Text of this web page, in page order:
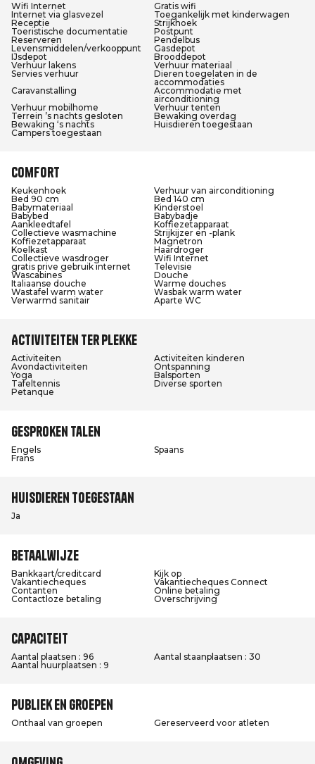
Wifi Internet
Gratis wifi
Internet via glasvezel
Toegankelijk met kinderwagen
Receptie
Strijkhoek
Toeristische documentatie
Postpunt
Reserveren
Pendelbus
Levensmiddelen/verkooppunt
Gasdepot
IJsdepot
Brooddepot
Verhuur lakens
Verhuur materiaal
Servies verhuur
Dieren toegelaten in de
accommodaties
Caravanstalling
Accommodatie met
airconditioning
Verhuur mobilhome
Verhuur tenten
Terrein ’s nachts gesloten
Bewaking overdag
Bewaking ‘s nachts
Huisdieren toegestaan
Campers toegestaan
Comfort
Keukenhoek
Verhuur van airconditioning
Bed 90 cm
Bed 140 cm
Babymateriaal
Kinderstoel
Babybed
Babybadje
Aankleedtafel
Koffiezetapparaat
Collectieve wasmachine
Strijkijzer en -plank
Koffiezetapparaat
Magnetron
Koelkast
Haardroger
Collectieve wasdroger
Wifi Internet
gratis prive gebruik internet
Televisie
Wascabines
Douche
Italiaanse douche
Warme douches
Wastafel warm water
Wasbak warm water
Verwarmd sanitair
Aparte WC
Activiteiten ter plekke
Activiteiten
Activiteiten kinderen
Avondactiviteiten
Ontspanning
Yoga
Balsporten
Tafeltennis
Diverse sporten
Petanque
Gesproken talen
Engels
Spaans
Frans
Huisdieren toegestaan
Ja
Betaalwijze
Bankkaart/creditcard
Kijk op
Vakantiecheques
Vakantiecheques Connect
Contanten
Online betaling
Contactloze betaling
Overschrijving
Capaciteit
Aantal plaatsen : 96
Aantal staanplaatsen : 30
Aantal huurplaatsen : 9
Publiek en groepen
Onthaal van groepen Gereserveerd voor atleten